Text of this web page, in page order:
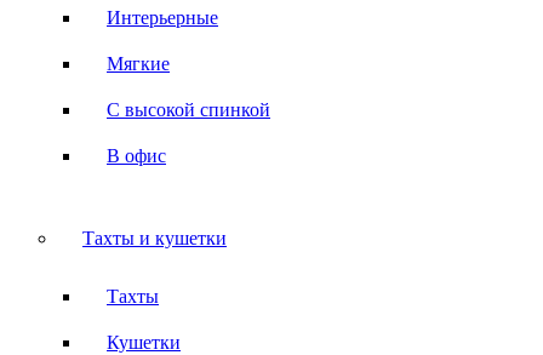
Интерьерные
Мягкие
С высокой спинкой
В офис
Тахты и кушетки
Тахты
Кушетки